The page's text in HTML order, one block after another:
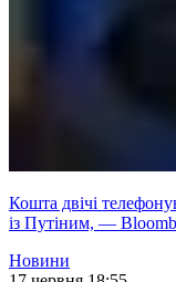
Кошта двічі
із Путіним, —
Новини